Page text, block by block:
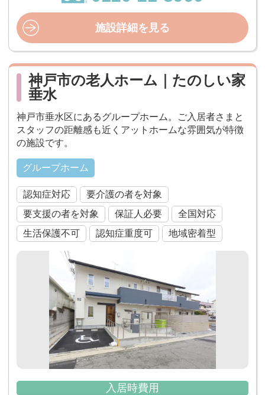
施設詳細を見る
神戸市の老人ホーム｜たのしい家
垂水
神戸市垂水区にあるグループホーム。ご入居者さまと
スタッフの距離感も近くアットホームな雰囲気が特徴
の施設です。
グループホーム
認知症対応
要介護の者を対象
要支援の者を対象
保証人必要
全国対応
生活保護不可
認知症重度可 地域密着型
入居時費用